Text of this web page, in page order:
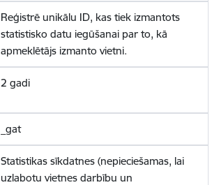
Reģistrē unikālu ID, kas tiek izmantots
statistisko datu iegūšanai par to, kā
apmeklētājs izmanto vietni.
2 gadi
_gat
Statistikas sīkdatnes (nepieciešamas, lai
uzlabotu vietnes darbību un